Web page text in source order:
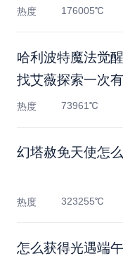
热度 176005℃
哈利波特魔法觉
找艾薇探索一次有
热度 73961℃
幻塔赦免天使怎
热度 323255℃
怎么获得光遇端